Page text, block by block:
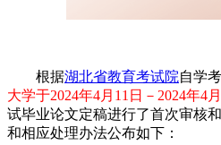
根据湖北省教育考试院自学
大学于2024年4月11日－2024年4
试毕业论文定稿进行了首次审核
和相应处理办法公布如下：